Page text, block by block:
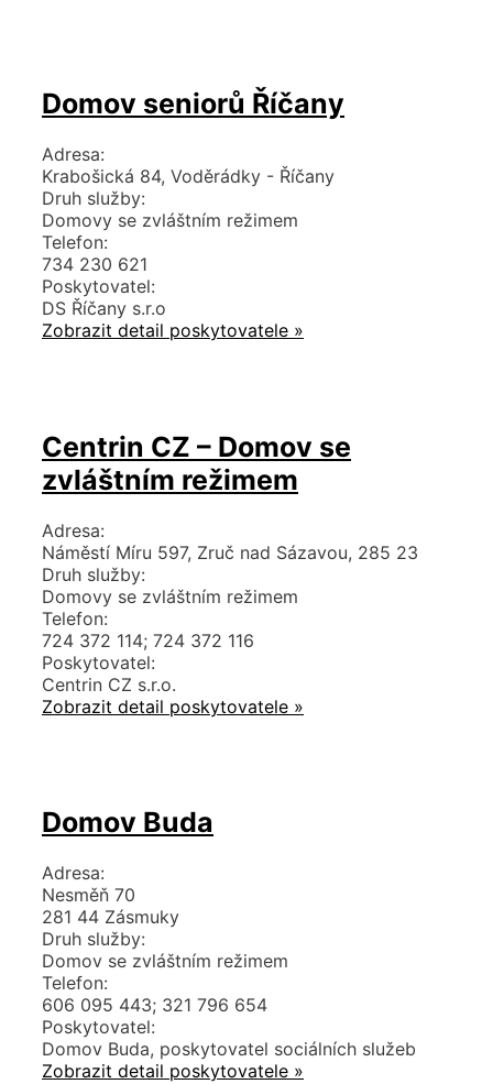
Domov seniorů Říčany
Adresa:
Krabošická 84, Voděrádky - Říčany
Druh služby:
Domovy se zvláštním režimem
Telefon:
734 230 621
Poskytovatel:
DS Říčany s.r.o
Zobrazit detail poskytovatele »
Centrin CZ – Domov se
zvláštním režimem
Adresa:
Náměstí Míru 597, Zruč nad Sázavou, 285 23
Druh služby:
Domovy se zvláštním režimem
Telefon:
724 372 114; 724 372 116
Poskytovatel:
Centrin CZ s.r.o.
Zobrazit detail poskytovatele »
Domov Buda
Adresa:
Nesměň 70
281 44 Zásmuky
Druh služby:
Domov se zvláštním režimem
Telefon:
606 095 443; 321 796 654
Poskytovatel:
Domov Buda, poskytovatel sociálních služeb
Zobrazit detail poskytovatele »